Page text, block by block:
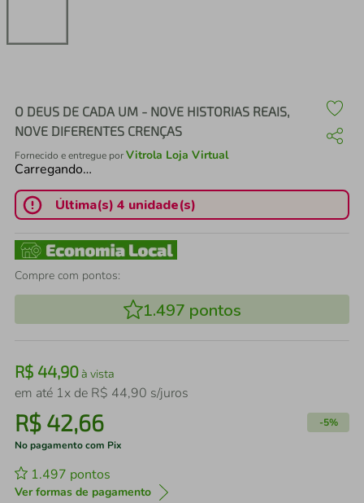
O DEUS DE CADA UM - NOVE HISTORIAS REAIS,
NOVE DIFERENTES CRENÇAS
Fornecido e entregue porVitrola Loja Virtual
Carregando…
Última(s) 4 unidade(s)
Compre com pontos:
1.497 pontos
R$ 44,90à vista
em até 1x de R$ 44,90 s/juros
R$ 42,66 -5%
No pagamento com Pix
1.497 pontos
Ver formas de pagamento